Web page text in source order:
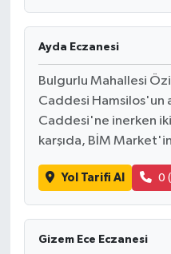
Ayda Eczanesi
Bulgurlu Mahallesi
Caddesi Hamsilos'un
Caddesi'ne inerken
karşıda, BİM
Yol Tarifi Al 0
Gizem Ece Eczanesi